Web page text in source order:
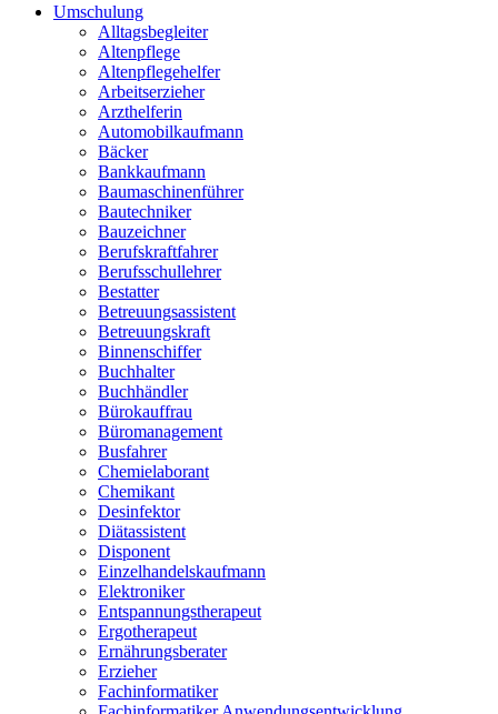
Umschulung
Alltagsbegleiter
Altenpflege
Altenpflegehelfer
Arbeitserzieher
Arzthelferin
Automobilkaufmann
Bäcker
Bankkaufmann
Baumaschinenführer
Bautechniker
Bauzeichner
Berufskraftfahrer
Berufsschullehrer
Bestatter
Betreuungsassistent
Betreuungskraft
Binnenschiffer
Buchhalter
Buchhändler
Bürokauffrau
Büromanagement
Busfahrer
Chemielaborant
Chemikant
Desinfektor
Diätassistent
Disponent
Einzelhandelskaufmann
Elektroniker
Entspannungstherapeut
Ergotherapeut
Ernährungsberater
Erzieher
Fachinformatiker